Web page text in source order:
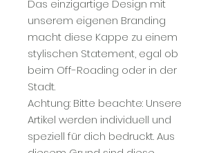
Das einzigartige Design mit
unserem eigenen Branding
macht diese Kappe zu einem
stylischen Statement, egal ob
beim Off-Roading oder in der
Stadt.
Achtung: Bitte beachte: Unsere
Artikel werden individuell und
speziell für dich bedruckt. Aus